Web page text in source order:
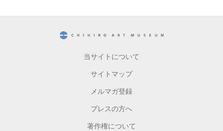
当サイトについて
サイトマップ
メルマガ登録
プレスの方へ
著作権について